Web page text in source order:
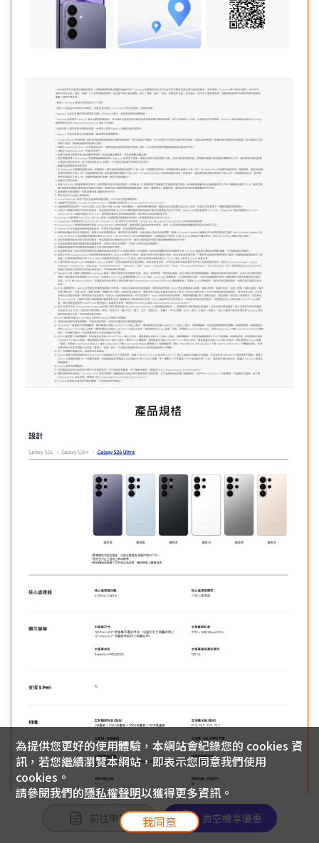
前往申辦 買空機享優惠
為提供您更好的使用體驗，本網站會紀錄您的 cookies 資
訊，若您繼續瀏覽本網站，即表示您同意我們使用
cookies。
請參閱我們的隱私權聲明以獲得更多資訊。
我同意